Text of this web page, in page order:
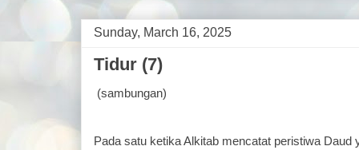
Sunday, March 16, 2025
Tidur (7)
(sambungan)
Pada satu ketika Alkitab mencatat peristiwa Daud